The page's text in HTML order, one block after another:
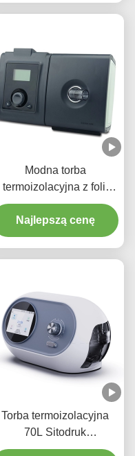
Modna torba
termoizolacyjna z folii
aluminiowej na artykuły
spożywcze
Najlepszą cenę
Torba termoizolacyjna
70L Sitodruk
Wodoodporna torba